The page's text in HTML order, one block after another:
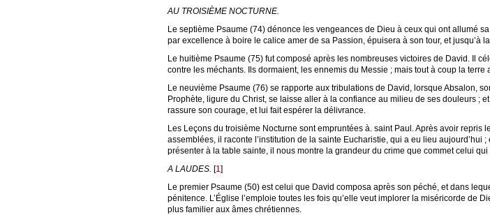
AU TROISIÈME NOCTURNE.
Le septième Psaume (74) dénonce les vengeances de Dieu à ceux qui ont allumé
par excellence à boire le calice amer de sa Passion, épuisera à son tour, et jusqu’à
Le huitième Psaume (75) fut composé après les nombreuses victoires de David. Il
contre les méchants. Ils dormaient, les ennemis du Messie ; mais tout à coup la
Le neuvième Psaume (76) se rapporte aux tribulations de David, lorsque Absalon,
Prophète, ligure du Christ, se laisse aller à la confiance au milieu de ses douleurs
rassure son courage, et lui fait espérer la délivrance.
Les Leçons du troisième Nocturne sont empruntées à. saint Paul. Après avoir
assemblées, il raconte l’institution de la sainte Eucharistie, qui a eu lieu
présenter à la table sainte, il nous montre la grandeur du crime que commet celui
A LAUDES. [1]
Le premier Psaume (50) est celui que David composa après son péché, et dans
pénitence. L’Église l’emploie toutes les fois qu’elle veut implorer la miséricorde de
plus familier aux âmes chrétiennes.